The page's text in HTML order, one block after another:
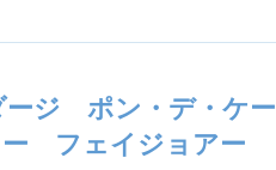
ジ ポン・デ・ケー
フェイジョアー